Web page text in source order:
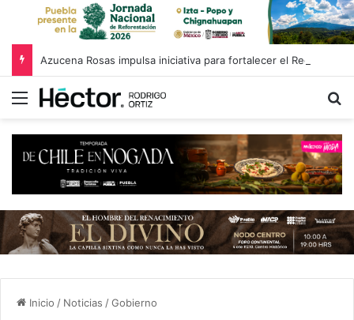
Menú
Inicio / Noticias /Gobierno